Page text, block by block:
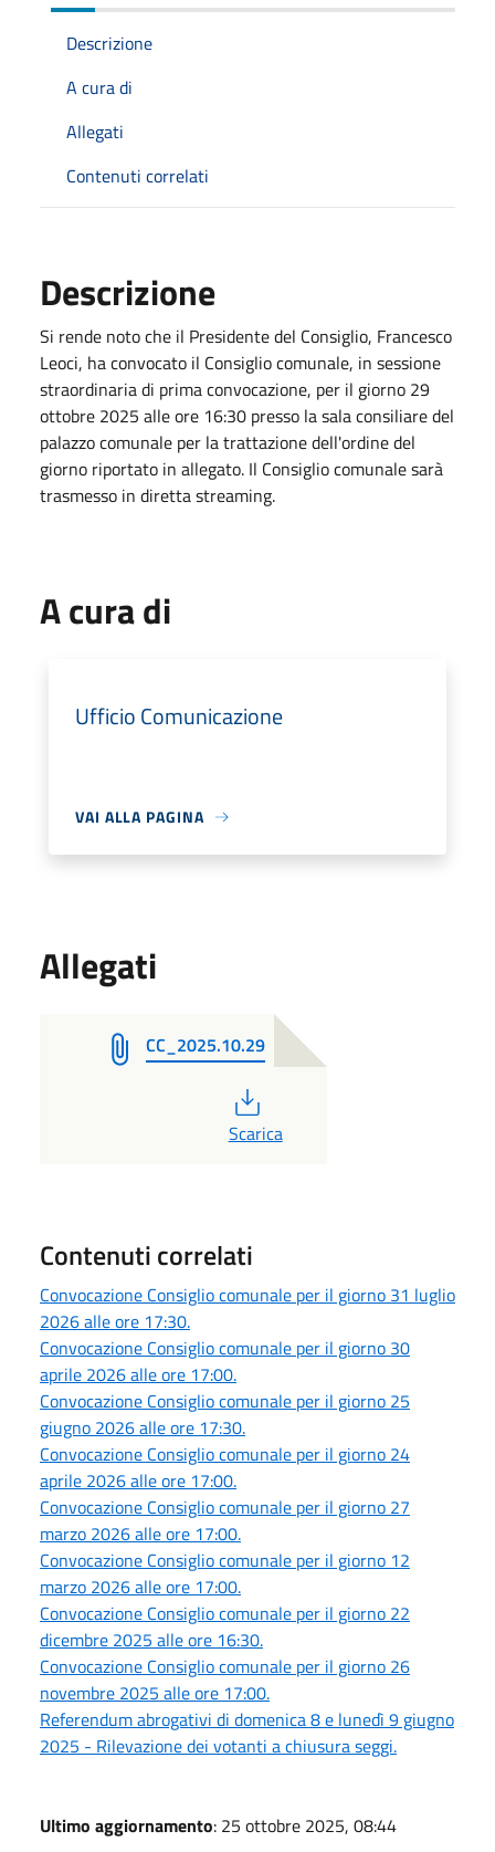
Descrizione
A cura di
Allegati
Contenuti correlati
Descrizione
Si rende noto che il Presidente del Consiglio, Francesco
Leoci, ha convocato il Consiglio comunale, in sessione
straordinaria di prima convocazione, per il giorno 29
ottobre 2025 alle ore 16:30 presso la sala consiliare del
palazzo comunale per la trattazione dell'ordine del
giorno riportato in allegato. Il Consiglio comunale sarà
trasmesso in diretta streaming.
A cura di
Ufficio Comunicazione
VAI ALLA PAGINA
Allegati
CC_2025.10.29
PDF
Scarica
Contenuti correlati
Convocazione Consiglio comunale per il giorno 31 luglio
2026 alle ore 17:30.
Convocazione Consiglio comunale per il giorno 30
aprile 2026 alle ore 17:00.
Convocazione Consiglio comunale per il giorno 25
giugno 2026 alle ore 17:30.
Convocazione Consiglio comunale per il giorno 24
aprile 2026 alle ore 17:00.
Convocazione Consiglio comunale per il giorno 27
marzo 2026 alle ore 17:00.
Convocazione Consiglio comunale per il giorno 12
marzo 2026 alle ore 17:00.
Convocazione Consiglio comunale per il giorno 22
dicembre 2025 alle ore 16:30.
Convocazione Consiglio comunale per il giorno 26
novembre 2025 alle ore 17:00.
Referendum abrogativi di domenica 8 e lunedì 9 giugno
2025 - Rilevazione dei votanti a chiusura seggi.
Ultimo aggiornamento: 25 ottobre 2025, 08:44